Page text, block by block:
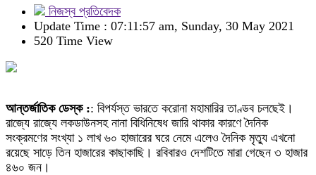
নিজস্ব প্রতিবেদক
Update Time : 07:11:57 am, Sunday, 30 May 2021
520 Time View
আন্তর্জাতিক ডেস্ক :: বিপর্যস্ত ভারতে করোনা মহামারির তাণ্ডব চলছেই।
রাজ্যে রাজ্যে লকডাউনসহ নানা বিধিনিষেধ জারি থাকার কারণে দৈনিক
সংক্রমণের সংখ্যা ১ লাখ ৬০ হাজারের ঘরে নেমে এলেও দৈনিক মৃত্যু এখনো
রয়েছে সাড়ে তিন হাজারের কাছাকাছি। রবিবারও দেশটিতে মারা গেছেন ৩ হাজার
৪৬০ জন।